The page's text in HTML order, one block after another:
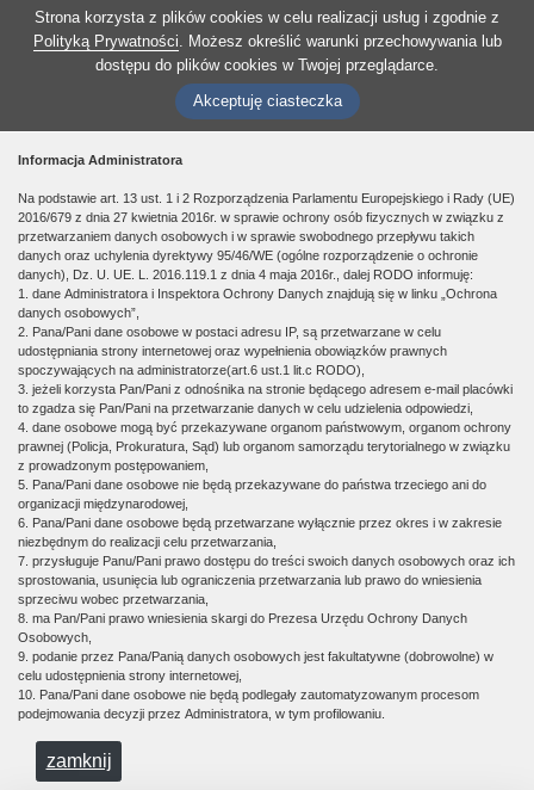
Strona korzysta z plików cookies w celu realizacji usług i zgodnie z
Polityką Prywatności. Możesz określić warunki przechowywania lub
dostępu do plików cookies w Twojej przeglądarce.
Akceptuję ciasteczka
Informacja Administratora
Na podstawie art. 13 ust. 1 i 2 Rozporządzenia Parlamentu Europejskiego i Rady (UE)
2016/679 z dnia 27 kwietnia 2016r. w sprawie ochrony osób fizycznych w związku z
przetwarzaniem danych osobowych i w sprawie swobodnego przepływu takich
danych oraz uchylenia dyrektywy 95/46/WE (ogólne rozporządzenie o ochronie
danych), Dz. U. UE. L. 2016.119.1 z dnia 4 maja 2016r., dalej RODO informuję:
1. dane Administratora i Inspektora Ochrony Danych znajdują się w linku „Ochrona
danych osobowych”,
2. Pana/Pani dane osobowe w postaci adresu IP, są przetwarzane w celu
udostępniania strony internetowej oraz wypełnienia obowiązków prawnych
spoczywających na administratorze(art.6 ust.1 lit.c RODO),
3. jeżeli korzysta Pan/Pani z odnośnika na stronie będącego adresem e-mail placówki
to zgadza się Pan/Pani na przetwarzanie danych w celu udzielenia odpowiedzi,
4. dane osobowe mogą być przekazywane organom państwowym, organom ochrony
prawnej (Policja, Prokuratura, Sąd) lub organom samorządu terytorialnego w związku
z prowadzonym postępowaniem,
5. Pana/Pani dane osobowe nie będą przekazywane do państwa trzeciego ani do
organizacji międzynarodowej,
6. Pana/Pani dane osobowe będą przetwarzane wyłącznie przez okres i w zakresie
niezbędnym do realizacji celu przetwarzania,
7. przysługuje Panu/Pani prawo dostępu do treści swoich danych osobowych oraz ich
sprostowania, usunięcia lub ograniczenia przetwarzania lub prawo do wniesienia
sprzeciwu wobec przetwarzania,
8. ma Pan/Pani prawo wniesienia skargi do Prezesa Urzędu Ochrony Danych
Osobowych,
9. podanie przez Pana/Panią danych osobowych jest fakultatywne (dobrowolne) w
celu udostępnienia strony internetowej,
10. Pana/Pani dane osobowe nie będą podlegały zautomatyzowanym procesom
podejmowania decyzji przez Administratora, w tym profilowaniu.
zamknij